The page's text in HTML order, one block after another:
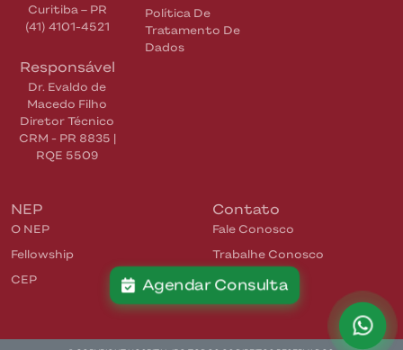
Agendar Consulta
Curitiba– PR
(41) 4101-4521
Responsável
Dr. Evaldo de
Macedo Filho
Diretor Técnico
CRM - PR 8835 |
RQE 5509
Política De
Tratamento De
Dados
NEP
O NEP
Fellowship
CEP
Contato
Fale Conosco
Trabalhe Conosco